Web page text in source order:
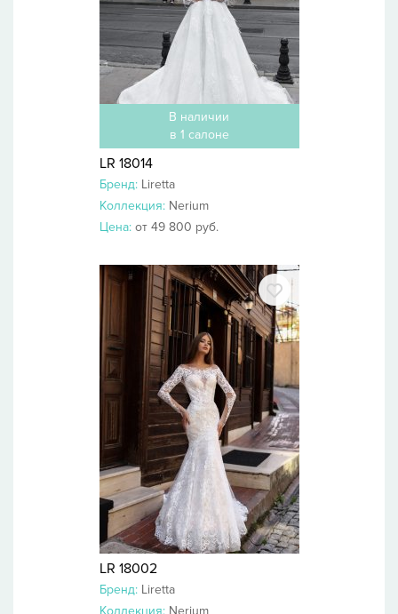
В наличии
в 1 салоне
LR 18014
Бренд: Liretta
Коллекция: Nerium
Цена: от 49 800 руб.
LR 18002
Бренд: Liretta
Коллекция: Nerium